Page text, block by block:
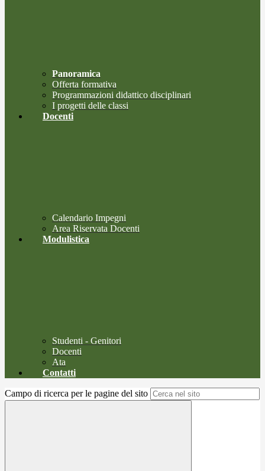
Panoramica
Offerta formativa
Programmazioni didattico disciplinari
I progetti delle classi
Docenti
Calendario Impegni
Area Riservata Docenti
Modulistica
Studenti - Genitori
Docenti
Ata
Contatti
Campo di ricerca per le pagine del sito